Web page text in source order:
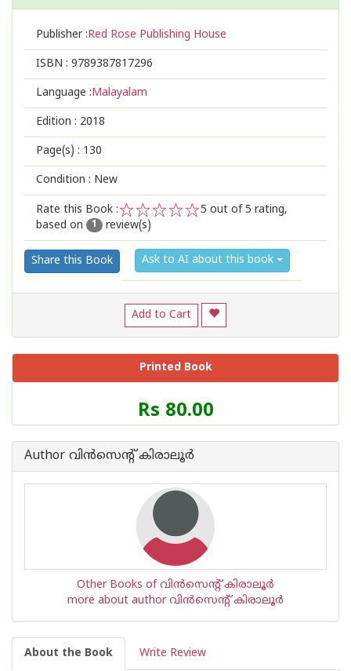
Publisher :Red Rose Publishing House
ISBN : 9789387817296
Language :Malayalam
Edition : 2018
Page(s) : 130
Condition : New
Rate this Book :
2
1
5 out of 5 rating,
based on
1 review(s)
Share this Book Ask to AI about this book
Add to Cart
Printed Book
Price
of
Book
Rs 80.00
Author വിന്‍സെന്റ് കിരാലൂര്‍
Other Books of വിന്‍സെന്റ് കിരാലൂര്‍
more about author വിന്‍സെന്റ് കിരാലൂര്‍
About the Book Write Review